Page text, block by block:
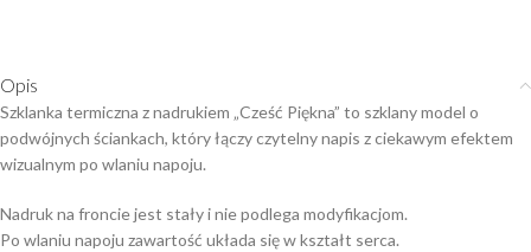
Opis
Szklanka termiczna z nadrukiem „Cześć Piękna” to szklany model o
podwójnych ściankach, który łączy czytelny napis z ciekawym efektem
wizualnym po wlaniu napoju.
Nadruk na froncie jest stały i nie podlega modyfikacjom.
Po wlaniu napoju zawartość układa się w kształt serca.